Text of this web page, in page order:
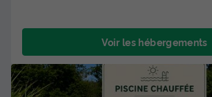
Voir les hébergements